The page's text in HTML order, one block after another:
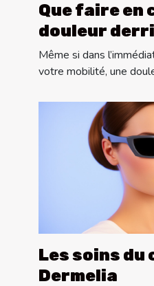
Que faire en
douleur
genoux ?
Même si dans
votre mobilité, une
Les soins du
Dermelia